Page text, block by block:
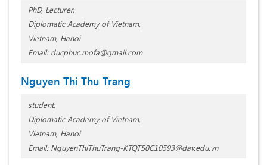
PhD, Lecturer,
Diplomatic Academy of Vietnam,
Vietnam, Hanoi
Email: ducphuc.mofa@gmail.com
Nguyen Thi Thu Trang
student,
Diplomatic Academy of Vietnam,
Vietnam, Hanoi
Email: NguyenThiThuTrang-KTQT50C10593@dav.edu.vn